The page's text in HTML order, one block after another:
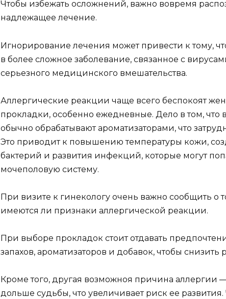
Чтобы избежать осложнений, важно вовремя
надлежащее лечение.
Игнорирование лечения может привести к тому,
в более сложное заболевание, связанное с
серьезного медицинского вмешательства.
Аллергические реакции чаще всего беспокоят
прокладки, особенно ежедневные. Дело в том, что
обычно обрабатывают ароматизаторами, что
Это приводит к повышению температуры кожи,
бактерий и развития инфекций, которые могут
мочеполовую систему.
При визите к гинекологу очень важно сообщить о
имеются ли признаки аллергической реакции.
При выборе прокладок стоит отдавать
запахов, ароматизаторов и добавок, чтобы
Кроме того, другая возможноя причина аллергии
дольше судьбы, что увеличивает риск ее развития.